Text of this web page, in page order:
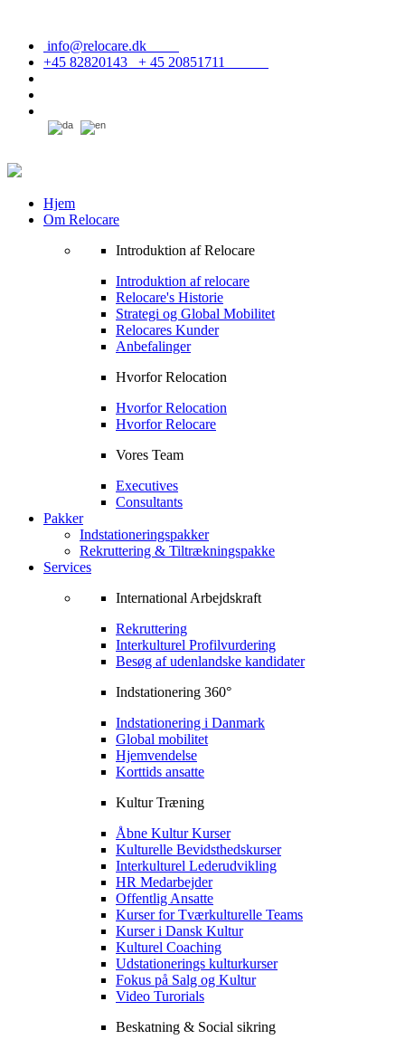
info@relocare.dk
+45 82820143 + 45 20851711
Hjem
Om Relocare
Introduktion af Relocare
Introduktion af relocare
Relocare's Historie
Strategi og Global Mobilitet
Relocares Kunder
Anbefalinger
Hvorfor Relocation
Hvorfor Relocation
Hvorfor Relocare
Vores Team
Executives
Consultants
Pakker
Indstationeringspakker
Rekruttering & Tiltrækningspakke
Services
International Arbejdskraft
Rekruttering
Interkulturel Profilvurdering
Besøg af udenlandske kandidater
Indstationering 360°
Indstationering i Danmark
Global mobilitet
Hjemvendelse
Korttids ansatte
Kultur Træning
Åbne Kultur Kurser
Kulturelle Bevidsthedskurser
Interkulturel Lederudvikling
HR Medarbejder
Offentlig Ansatte
Kurser for Tværkulturelle Teams
Kurser i Dansk Kultur
Kulturel Coaching
Udstationerings kulturkurser
Fokus på Salg og Kultur
Video Turorials
Beskatning & Social sikring